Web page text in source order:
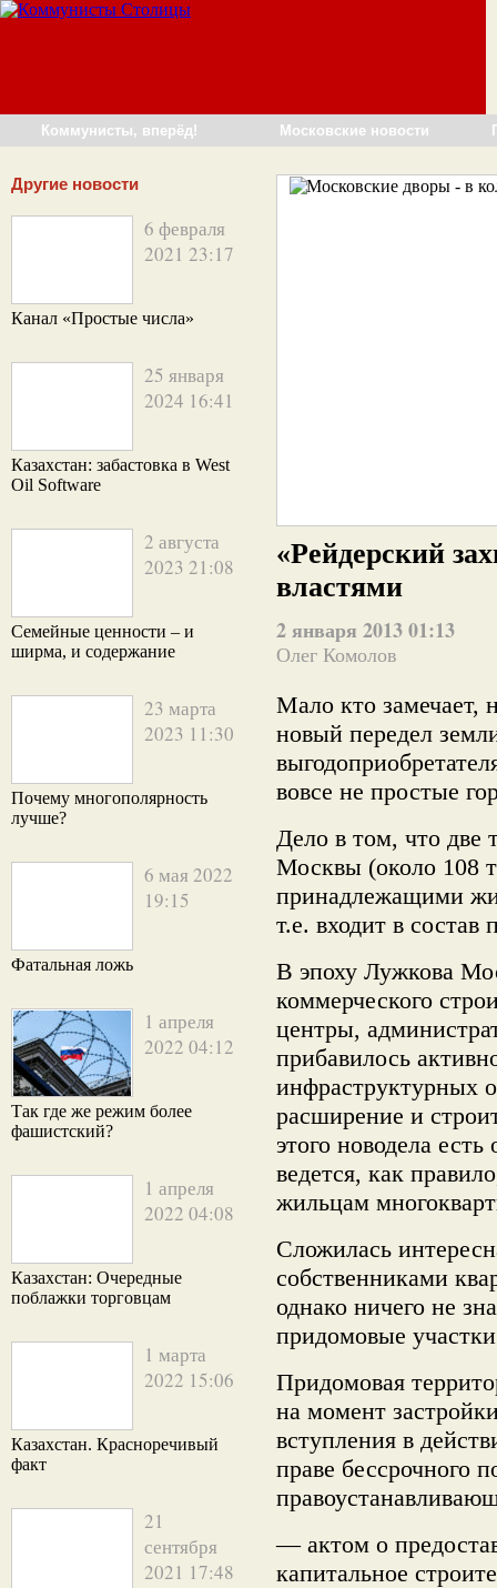
Коммунисты, вперёд! Московские новости
Другие новости
6 февраля
2021 23:17
Канал «Простые числа»
25 января
2024 16:41
Казахстан: забастовка в West
Oil Software
2 августа
2023 21:08
Семейные ценности – и
ширма, и содержание
23 марта
2023 11:30
Почему многополярность
лучше?
6 мая 2022
19:15
Фатальная ложь
1 апреля
2022 04:12
Так где же режим более
фашистский?
1 апреля
2022 04:08
Казахстан: Очередные
поблажки торговцам
1 марта
2022 15:06
Казахстан. Красноречивый
факт
21
сентября
2021 17:48
«Рейдерский
властями
2 января 2013 01:13
Олег Комолов
Мало кто замечает,
новый передел
вовсе не простые
Дело в том, что две
Москвы (около 108
принадлежащими
т.е. входит в
В эпоху Лужкова
коммерческого
центры,
прибавилось
инфраструктурных
расширение и
этого новодела
ведется, как
жильцам
Сложилась
собственниками
однако ничего не
придомовые
Придомовая
на момент
вступления в
праве бессрочного
— актом о
капитальное